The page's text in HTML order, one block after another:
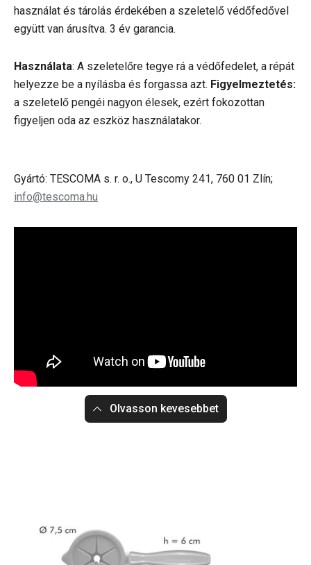
használat és tárolás érdekében a szeletelő védőfedővel
együtt van árusítva. 3 év garancia.
Használata: A szeletelőre tegye rá a védőfedelet, a répát
helyezze be a nyílásba és forgassa azt. Figyelmeztetés:
a szeletelő pengéi nagyon élesek, ezért fokozottan
figyeljen oda az eszköz használatakor.
Gyártó: TESCOMA s. r. o., U Tescomy 241, 760 01 Zlín;
info@tescoma.hu
Olvasson kevesebbet